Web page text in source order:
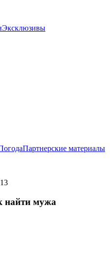
Эксклюзивы
Партнерские материалы
найти мужа